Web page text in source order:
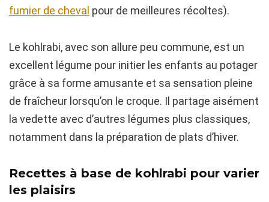
fumier de cheval pour de meilleures récoltes).
Le kohlrabi, avec son allure peu commune, est un
excellent légume pour initier les enfants au potager
grâce à sa forme amusante et sa sensation pleine
de fraîcheur lorsqu’on le croque. Il partage aisément
la vedette avec d’autres légumes plus classiques,
notamment dans la préparation de plats d’hiver.
Recettes à base de kohlrabi pour varier
les plaisirs